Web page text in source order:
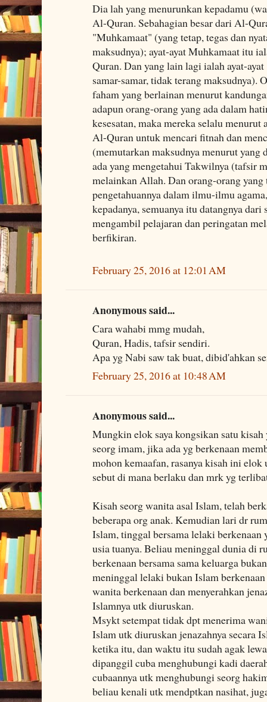
Dia lah yang menurunkan kepadamu
Al-Quran. Sebahagian besar dari Al-
"Muhkamaat" (yang tetap, tegas dan
maksudnya); ayat-ayat Muhkamaat itu
Quran. Dan yang lain lagi ialah ayat-
samar-samar, tidak terang maksudnya).
faham yang berlainan menurut
adapun orang-orang yang ada dalam
kesesatan, maka mereka selalu menurut
Al-Quran untuk mencari fitnah dan
(memutarkan maksudnya menurut yang
ada yang mengetahui Takwilnya (tafsir
melainkan Allah. Dan orang-orang yang
pengetahuannya dalam ilmu-ilmu
kepadanya, semuanya itu datangnya
mengambil pelajaran dan peringatan
berfikiran.
February 25, 2016 at 12:01 AM
Anonymous said...
Cara wahabi mmg mudah,
Quran, Hadis, tafsir sendiri.
Apa yg Nabi saw tak buat, dibid'ahkan
February 25, 2016 at 10:48 AM
Anonymous said...
Mungkin elok saya kongsikan satu
seorg imam, jika ada yg berkenaan
mohon kemaafan, rasanya kisah ini
sebut di mana berlaku dan mrk yg
Kisah seorg wanita asal Islam, telah
beberapa org anak. Kemudian lari dr
Islam, tinggal bersama lelaki berkenaan
usia tuanya. Beliau meninggal dunia di
berkenaan bersama sama keluarga
meninggal lelaki bukan Islam
wanita berkenaan dan menyerahkan
Islamnya utk diuruskan.
Msykt setempat tidak dpt menerima
Islam utk diuruskan jenazahnya secara
ketika itu, dan waktu itu sudah agak
dipanggil cuba menghubungi kadi
cubaannya utk menghubungi seorg
beliau kenali utk mendptkan nasihat,